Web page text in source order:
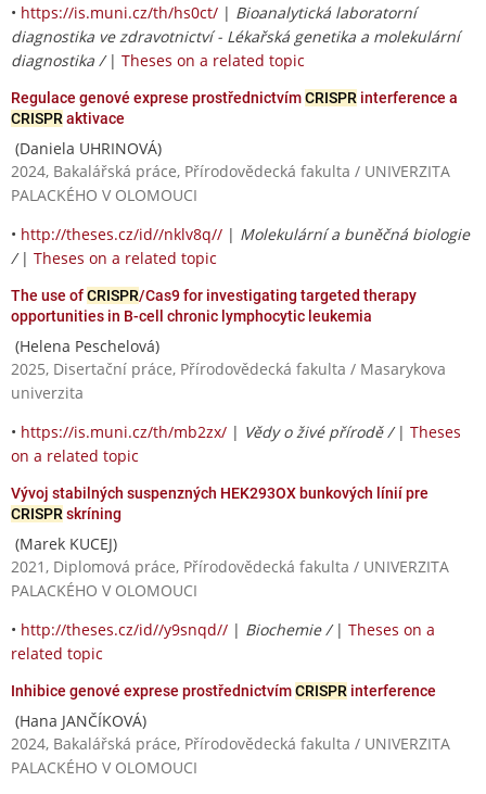
• https://is.muni.cz/th/hs0ct/ | Bioanalytická laboratorní
diagnostika ve zdravotnictví - Lékařská genetika a molekulární
diagnostika / | Theses on a related topic
Regulace genové exprese prostřednictvímCRISPR interference a
CRISPR aktivace
(Daniela UHRINOVÁ)
2024, Bakalářská práce, Přírodovědecká fakulta / UNIVERZITA
PALACKÉHO V OLOMOUCI
• http://theses.cz/id//nklv8q// | Molekulární a buněčná biologie
/ | Theses on a related topic
The use ofCRISPR/Cas9 for investigating targeted therapy
opportunities in B-cell chronic lymphocytic leukemia
(Helena Peschelová)
2025, Disertační práce, Přírodovědecká fakulta / Masarykova
univerzita
• https://is.muni.cz/th/mb2zx/ | Vědy o živé přírodě / | Theses
on a related topic
Vývoj stabilných suspenzných HEK293OX bunkových línií pre
CRISPR skríning
(Marek KUCEJ)
2021, Diplomová práce, Přírodovědecká fakulta / UNIVERZITA
PALACKÉHO V OLOMOUCI
• http://theses.cz/id//y9snqd// | Biochemie / | Theses on a
related topic
Inhibice genové exprese prostřednictvímCRISPR interference
(Hana JANČÍKOVÁ)
2024, Bakalářská práce, Přírodovědecká fakulta / UNIVERZITA
PALACKÉHO V OLOMOUCI